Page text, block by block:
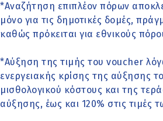
*Αναζήτηση επιπλέον πόρων
μόνο για τις δημοτικές δομές,
καθώς πρόκειται για εθνικούς
*Αύξηση της τιμής του voucher
ενεργειακής κρίσης της αύξησης
μισθολογικού κόστους και της
αύξησης, έως και 120% στις τιμές